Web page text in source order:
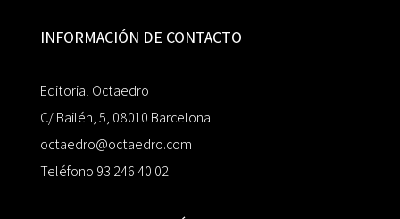
INFORMACIÓN DE CONTACTO
Editorial Octaedro
C/ Bailén, 5, 08010 Barcelona
octaedro@octaedro.com
Teléfono 93 246 40 02